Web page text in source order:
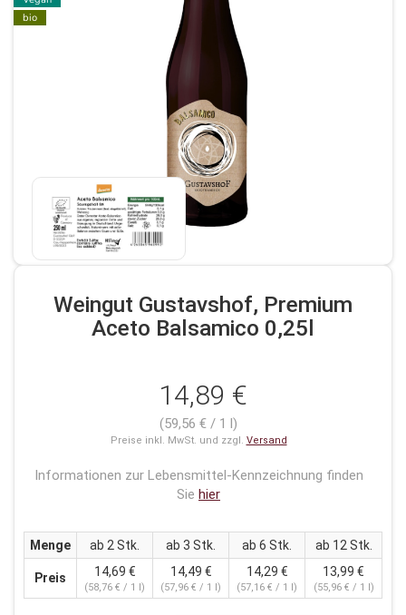
bio
Weingut Gustavshof, Premium
Aceto Balsamico 0,25l
14,89 €
(59,56 € / 1 l)
Preise inkl. MwSt. und zzgl. Versand
Informationen zur Lebensmittel-Kennzeichnung finden
Sie hier
Menge ab 2 Stk. ab 3 Stk. ab 6 Stk. ab 12 Stk.
Preis 14,69 €
(58,76 € / 1 l)
14,49 €
(57,96 € / 1 l)
14,29 €
(57,16 € / 1 l)
13,99 €
(55,96 € / 1 l)